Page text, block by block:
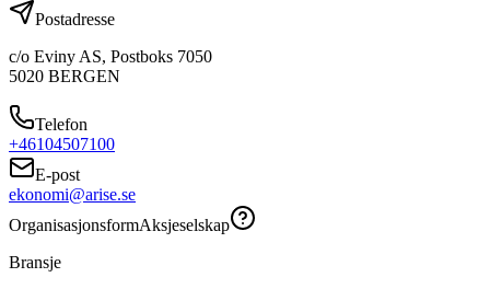
Postadresse
c/o Eviny AS, Postboks 7050
5020 BERGEN
Telefon
+46104507100
E-post
ekonomi@arise.se
OrganisasjonsformAksjeselskap
Bransje